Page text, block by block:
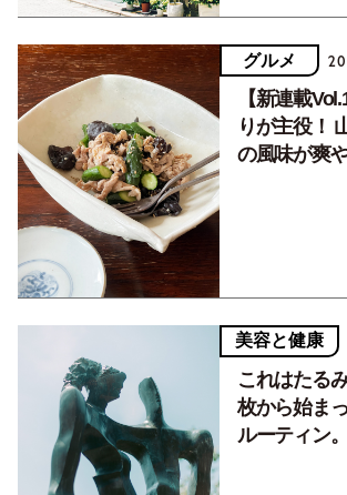
グルメ
【新連載
りが主役！
の風味が爽
美容と健康
これはたる
枚から始ま
ルーティン